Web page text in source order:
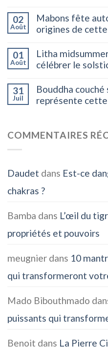
02
Août
Mabons fête
origines de
01
Août
Litha
célébrer le
31
Juil
Bouddha
représente
COMMENTAIRES
Daudet dans Est-ce
chakras ?
Bamba dans L’œil du
propriétés et pouvoirs
meugnier dans 10
qui transformeront
Mado Bibouthmado
puissants qui
Benoit dans La Pierre